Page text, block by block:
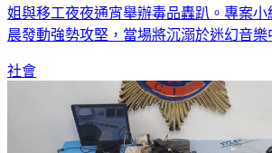
姐與移工夜夜通宵舉辦毒品轟趴。專案
晨發動強勢攻堅，當場將沉溺於迷幻音樂
社會